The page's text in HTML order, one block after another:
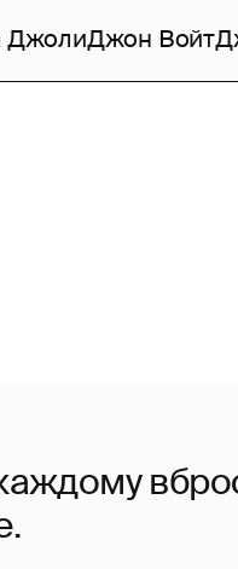
ДжолиДжон Войт